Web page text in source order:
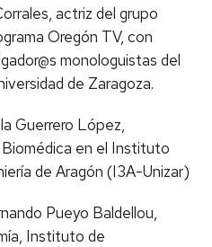
actriz del grupo
Oregón TV, con
monologuistas del
de Zaragoza.
Guerrero López,
en el Instituto
de Aragón (I3A-Unizar)
Pueyo Baldellou,
Instituto de